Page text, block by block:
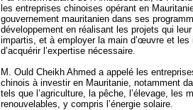
les entreprises chinoises opérant en
gouvernement mauritanien dans ses
développement en réalisant les projets qui
impartis, et à employer la main d’œuvre et les
d’acquérir l’expertise nécessaire.
M. Ould Cheikh Ahmed a appelé les
chinois à investir en Mauritanie, notamment
tels que l’agriculture, la pêche, l’élevage, les
renouvelables, y compris l’énergie solaire.